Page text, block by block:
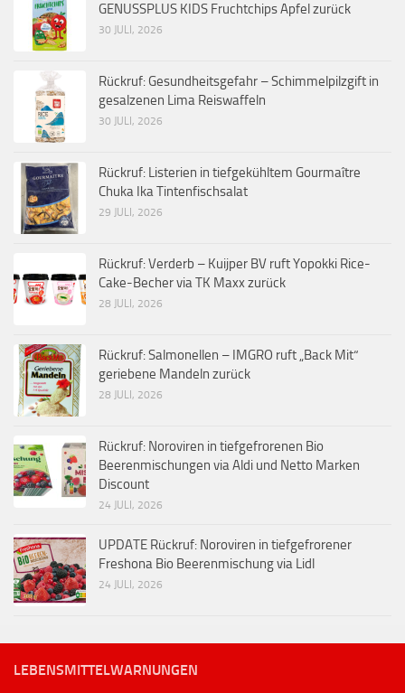
GENUSSPLUS KIDS Fruchtchips Apfel zurück
30 JULI, 2026
Rückruf: Gesundheitsgefahr – Schimmelpilzgift in
gesalzenen Lima Reiswaffeln
30 JULI, 2026
Rückruf: Listerien in tiefgekühltem Gourmaître
Chuka Ika Tintenfischsalat
29 JULI, 2026
Rückruf: Verderb – Kuijper BV ruft Yopokki Rice-
Cake-Becher via TK Maxx zurück
28 JULI, 2026
Rückruf: Salmonellen – IMGRO ruft „Back Mit“
geriebene Mandeln zurück
28 JULI, 2026
Rückruf: Noroviren in tiefgefrorenen Bio
Beerenmischungen via Aldi und Netto Marken
Discount
24 JULI, 2026
UPDATE Rückruf: Noroviren in tiefgefrorener
Freshona Bio Beerenmischung via Lidl
24 JULI, 2026
LEBENSMITTELWARNUNGEN